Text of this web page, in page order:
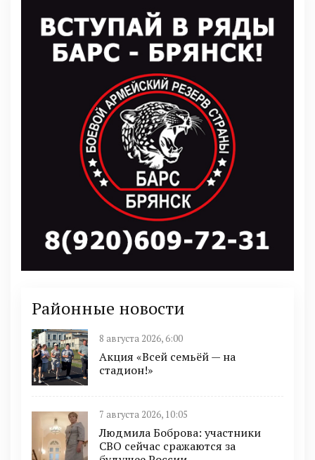
Районные новости
8 августа 2026, 6:00
Акция «Всей семьёй — на
стадион!»
7 августа 2026, 10:05
Людмила Боброва: участники
СВО сейчас сражаются за